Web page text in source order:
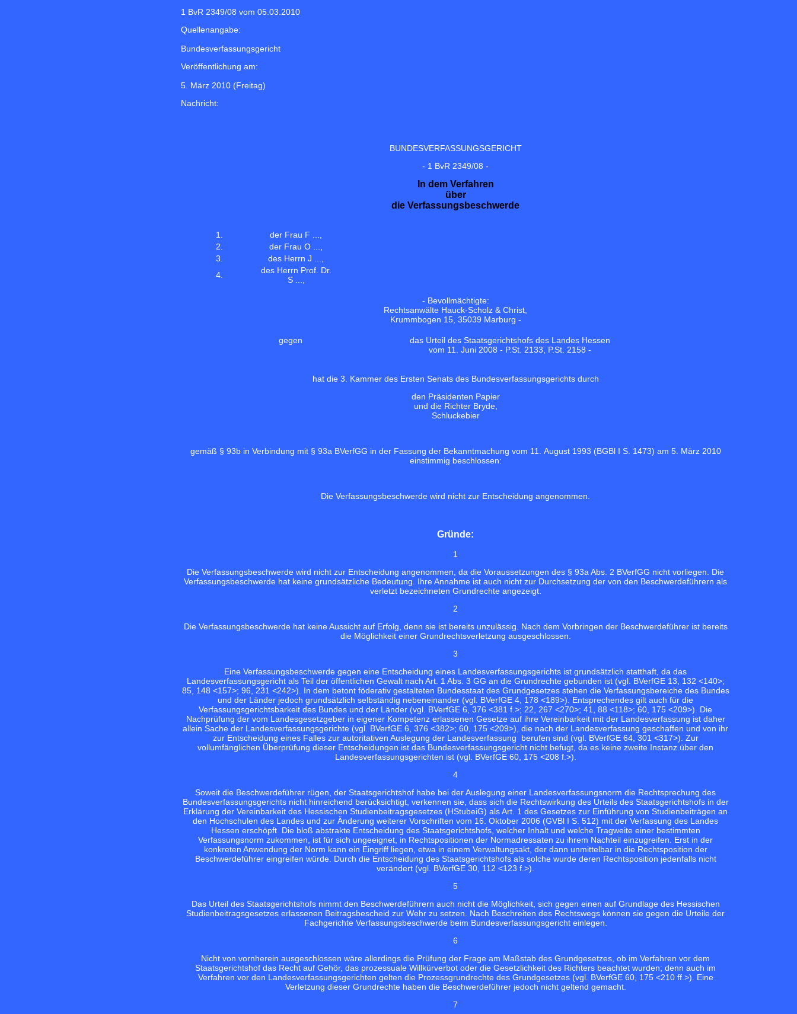
1 BvR 2349/08 vom 05.03.2010
Quellenangabe:
Bundesverfassungsgericht
Veröffentlichung am:
5. März 2010 (Freitag)
Nachricht:
BUNDESVERFASSUNGSGERICHT
- 1 BvR 2349/08 -
In dem Verfahren
über
die Verfassungsbeschwerde
1.
der Frau F ...,
2.
der Frau O ...,
3.
des Herrn J ...,
4.
des Herrn Prof. Dr.
S ...,
- Bevollmächtigte:
Rechtsanwälte Hauck-Scholz & Christ,
Krummbogen 15, 35039 Marburg -
gegen
das Urteil des Staatsgerichtshofs des Landes Hessen
vom 11. Juni 2008 - P.St. 2133, P.St. 2158 -
hat die 3. Kammer des Ersten Senats des Bundesverfassungsgerichts durch
den Präsidenten Papier
und die Richter Bryde,
Schluckebier
gemäß § 93b in Verbindung mit § 93a BVerfGG in der Fassung der Bekanntmachung vom 11. August 1993 (BGBl I S. 1473) am 5. März 2010
einstimmig beschlossen:
Die Verfassungsbeschwerde wird nicht zur Entscheidung angenommen.
Gründe:
1
Die Verfassungsbeschwerde wird nicht zur Entscheidung angenommen, da die Voraussetzungen des § 93a Abs. 2 BVerfGG nicht vorliegen. Die
Verfassungsbeschwerde hat keine grundsätzliche Bedeutung. Ihre Annahme ist auch nicht zur Durchsetzung der von den Beschwerdeführern als
verletzt bezeichneten Grundrechte angezeigt.
2
Die Verfassungsbeschwerde hat keine Aussicht auf Erfolg, denn sie ist bereits unzulässig. Nach dem Vorbringen der Beschwerdeführer ist bereits
die Möglichkeit einer Grundrechtsverletzung ausgeschlossen.
3
Eine Verfassungsbeschwerde gegen eine Entscheidung eines Landesverfassungsgerichts ist grundsätzlich statthaft, da das
Landesverfassungsgericht als Teil der öffentlichen Gewalt nach Art. 1 Abs. 3 GG an die Grundrechte gebunden ist (vgl. BVerfGE 13, 132 <140>;
85, 148 <157>; 96, 231 <242>). In dem betont föderativ gestalteten Bundesstaat des Grundgesetzes stehen die Verfassungsbereiche des Bundes
und der Länder jedoch grundsätzlich selbständig nebeneinander (vgl. BVerfGE 4, 178 <189>). Entsprechendes gilt auch für die
Verfassungsgerichtsbarkeit des Bundes und der Länder (vgl. BVerfGE 6, 376 <381 f.>; 22, 267 <270>; 41, 88 <118>; 60, 175 <209>). Die
Nachprüfung der vom Landesgesetzgeber in eigener Kompetenz erlassenen Gesetze auf ihre Vereinbarkeit mit der Landesverfassung ist daher
allein Sache der Landesverfassungsgerichte (vgl. BVerfGE 6, 376 <382>; 60, 175 <209>), die nach der Landesverfassung geschaffen und von ihr
zur Entscheidung eines Falles zur autoritativen Auslegung der Landesverfassung berufen sind (vgl. BVerfGE 64, 301 <317>). Zur
vollumfänglichen Überprüfung dieser Entscheidungen ist das Bundesverfassungsgericht nicht befugt, da es keine zweite Instanz über den
Landesverfassungsgerichten ist (vgl. BVerfGE 60, 175 <208 f.>).
4
Soweit die Beschwerdeführer rügen, der Staatsgerichtshof habe bei der Auslegung einer Landesverfassungsnorm die Rechtsprechung des
Bundesverfassungsgerichts nicht hinreichend berücksichtigt, verkennen sie, dass sich die Rechtswirkung des Urteils des Staatsgerichtshofs in der
Erklärung der Vereinbarkeit des Hessischen Studienbeitragsgesetzes (HStubeiG) als Art. 1 des Gesetzes zur Einführung von Studienbeiträgen an
den Hochschulen des Landes und zur Änderung weiterer Vorschriften vom 16. Oktober 2006 (GVBl I S. 512) mit der Verfassung des Landes
Hessen erschöpft. Die bloß abstrakte Entscheidung des Staatsgerichtshofs, welcher Inhalt und welche Tragweite einer bestimmten
Verfassungsnorm zukommen, ist für sich ungeeignet, in Rechtspositionen der Normadressaten zu ihrem Nachteil einzugreifen. Erst in der
konkreten Anwendung der Norm kann ein Eingriff liegen, etwa in einem Verwaltungsakt, der dann unmittelbar in die Rechtsposition der
Beschwerdeführer eingreifen würde. Durch die Entscheidung des Staatsgerichtshofs als solche wurde deren Rechtsposition jedenfalls nicht
verändert (vgl. BVerfGE 30, 112 <123 f.>).
5
Das Urteil des Staatsgerichtshofs nimmt den Beschwerdeführern auch nicht die Möglichkeit, sich gegen einen auf Grundlage des Hessischen
Studienbeitragsgesetzes erlassenen Beitragsbescheid zur Wehr zu setzen. Nach Beschreiten des Rechtswegs können sie gegen die Urteile der
Fachgerichte Verfassungsbeschwerde beim Bundesverfassungsgericht einlegen.
6
Nicht von vornherein ausgeschlossen wäre allerdings die Prüfung der Frage am Maßstab des Grundgesetzes, ob im Verfahren vor dem
Staatsgerichtshof das Recht auf Gehör, das prozessuale Willkürverbot oder die Gesetzlichkeit des Richters beachtet wurden; denn auch im
Verfahren vor den Landesverfassungsgerichten gelten die Prozessgrundrechte des Grundgesetzes (vgl. BVerfGE 60, 175 <210 ff.>). Eine
Verletzung dieser Grundrechte haben die Beschwerdeführer jedoch nicht geltend gemacht.
7